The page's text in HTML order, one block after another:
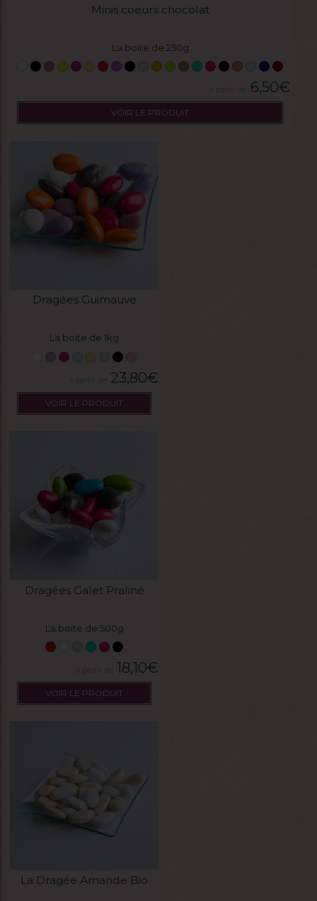
Minis coeurs chocolat
La boite de 250g
6,50€
VOIR LE PRODUIT
Dragées Guimauve
La boite de 1kg
23,80€
VOIR LE PRODUIT
Dragées Galet Praliné
La boite de 500g
18,10€
VOIR LE PRODUIT
La Dragée Amande Bio